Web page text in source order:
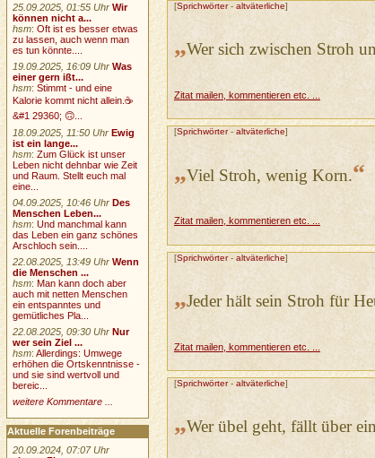
[Sprichwörter- altväterliche]
„Wer sich zwischen Stroh
Zitat mailen, kommentieren etc. ...
[Sprichwörter- altväterliche]
„Viel Stroh, wenig Korn.“
Zitat mailen, kommentieren etc. ...
[Sprichwörter- altväterliche]
„Jeder hält sein Stroh für
Zitat mailen, kommentieren etc. ...
[Sprichwörter- altväterliche]
„Wer übel geht, fällt über
25.09.2025, 01:55 Uhr Wir
können nicht a...
hsm:Oft ist es besser etwas
zu lassen, auch wenn man
es tun könnte....
19.09.2025, 16:09 Uhr Was
einer gern ißt...
hsm:Stimmt - und eine
Kalorie kommt nicht allein.☕
&#1 29360; 🙃...
18.09.2025, 11:50 Uhr Ewig
ist ein lange...
hsm:Zum Glück ist unser
Leben nicht dehnbar wie Zeit
und Raum. Stellt euch mal
eine...
04.09.2025, 10:46 Uhr Des
Menschen Leben...
hsm:Und manchmal kann
das Leben ein ganz schönes
Arschloch sein....
22.08.2025, 13:49 Uhr Wenn
die Menschen ...
hsm:Man kann doch aber
auch mit netten Menschen
ein entspanntes und
gemütliches Pla...
22.08.2025, 09:30 Uhr Nur
wer sein Ziel ...
hsm:Allerdings: Umwege
erhöhen die Ortskenntnisse -
und sie sind wertvoll und
bereic...
weitere Kommentare ...
Aktuelle Forenbeiträge
20.09.2024, 07:07 Uhr